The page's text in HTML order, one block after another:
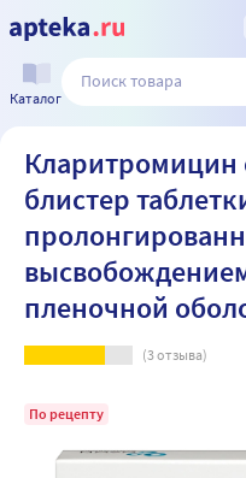
Каталог
Кларитромицин
блистер
пленочной
(3отзыва)
По рецепту